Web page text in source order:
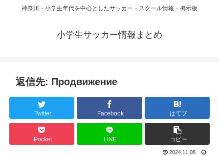
神奈川・小学生年代を中心としたサッカー・スクール情報・掲示板
小学生サッカー情報まとめ
返信先: Продвижение
Twitter Facebook はてブ
Pocket LINE コピー
2024.11.08